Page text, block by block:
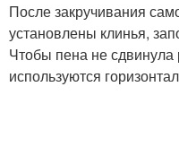
После закручивания
установлены клинья,
Чтобы пена не
используются